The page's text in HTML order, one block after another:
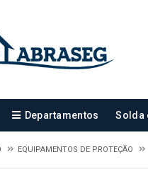
Departamentos Solda
EQUIPAMENTOS DE PROTEÇÃO